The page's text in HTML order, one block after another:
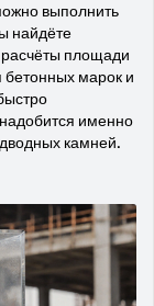
выполнить
найдёте
расчёты площади
марок и
именно
камней.